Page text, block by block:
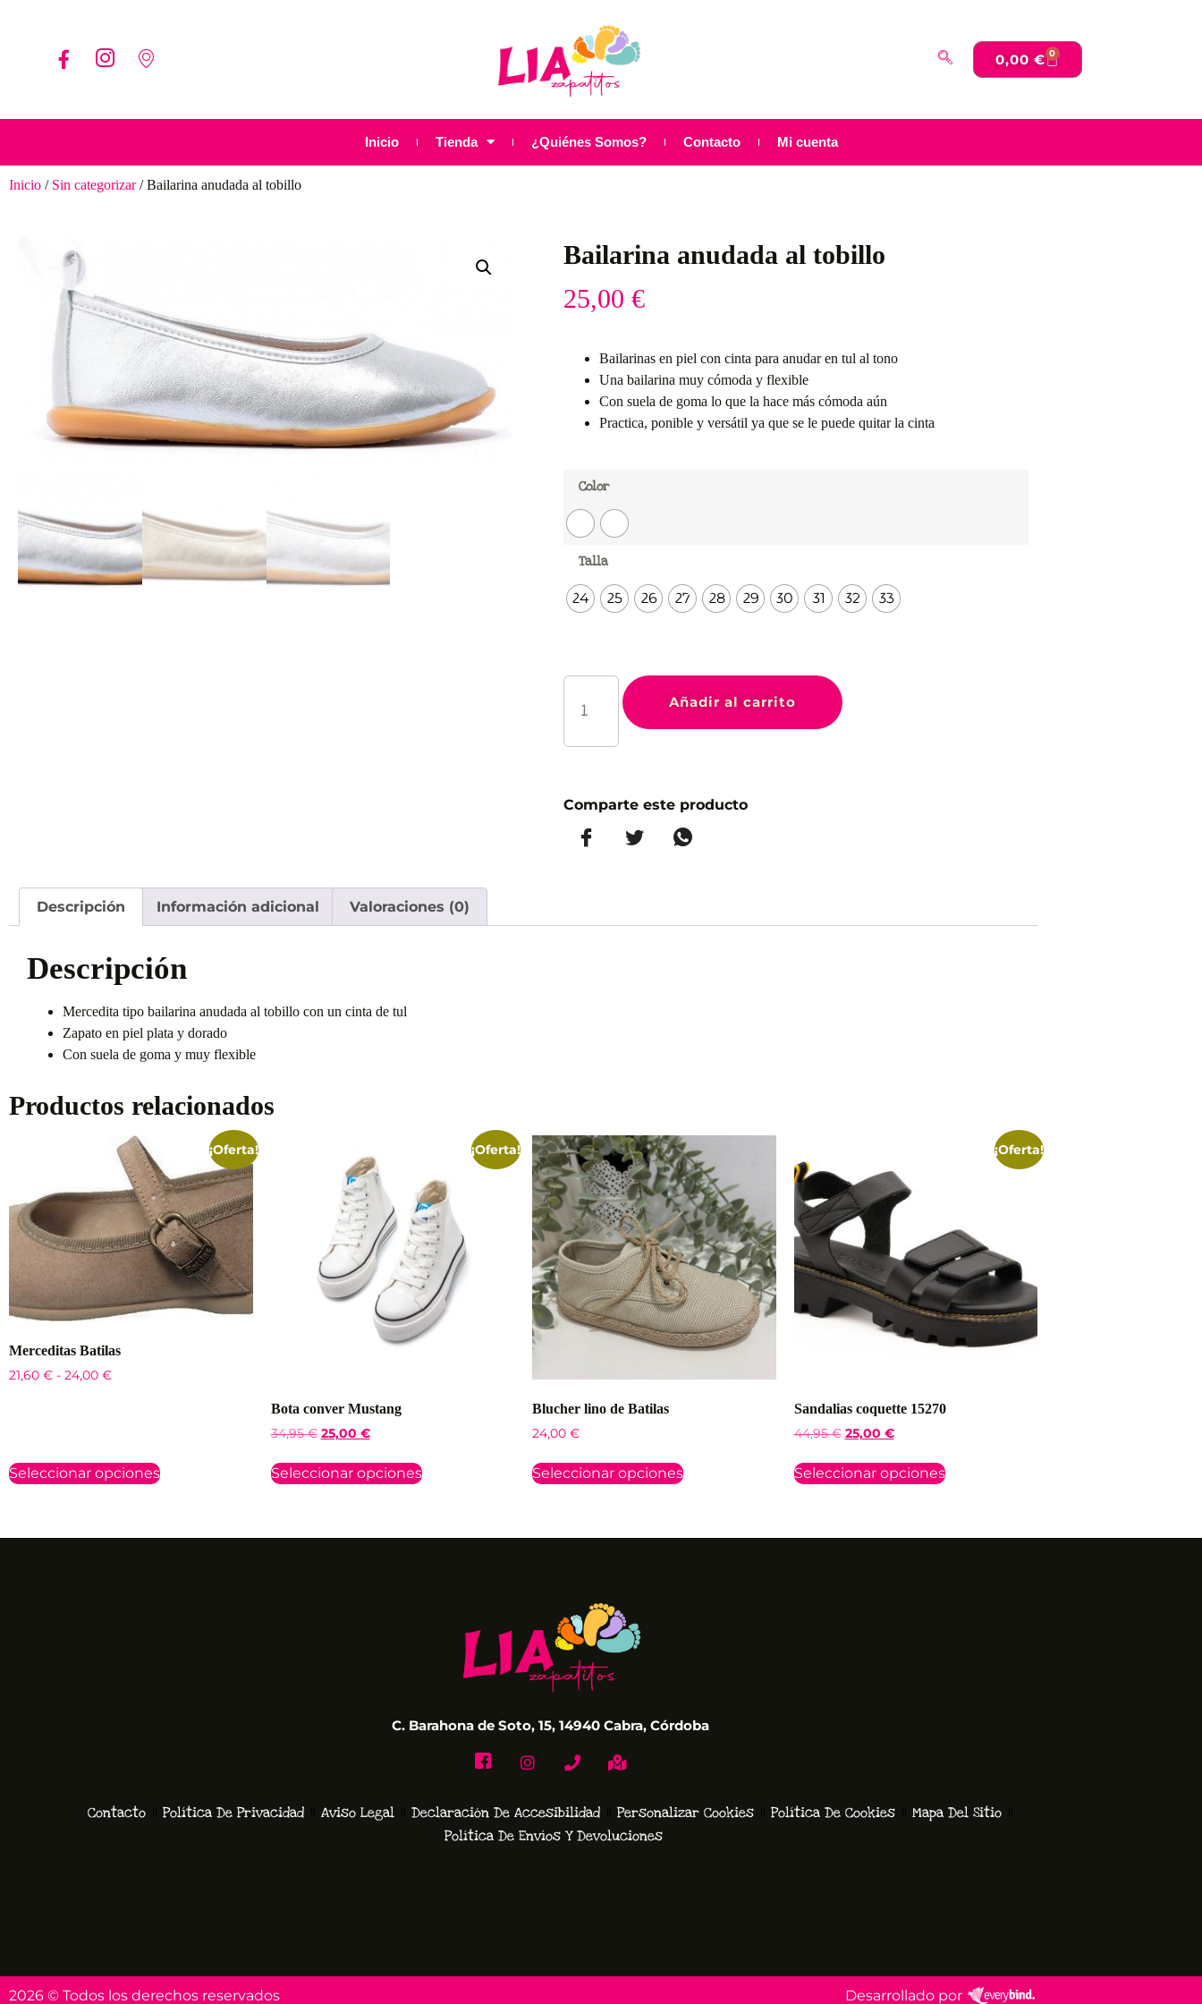
0,00 € 0
Inicio Tienda ¿Quiénes Somos? Contacto Mi cuenta
Inicio / Sin categorizar/ Bailarina anudada al tobillo
Bailarina anudada al tobillo
25,00 €
Bailarinas en piel con cinta para anudar en tul al tono
Una bailarina muy cómoda y flexible
Con suela de goma lo que la hace más cómoda aún
Practica, ponible y versátil ya que se le puede quitar la cinta
Color
Talla
24 25 26 27 28 29 30 31 32 33
Añadir al carrito
Comparte este producto
Descripción Información adicional Valoraciones (0)
Descripción
Mercedita tipo bailarina anudada al tobillo con un cinta de tul
Zapato en piel plata y dorado
Con suela de goma y muy flexible
Productos relacionados
¡Oferta!
Merceditas Batilas
21,60 € - 24,00 €
Seleccionar opciones
¡Oferta!
Bota conver Mustang
34,95€ 25,00 €
Seleccionar opciones
Blucher lino de Batilas
24,00 €
Seleccionar opciones
¡Oferta!
Sandalias coquette 15270
44,95€ 25,00 €
Seleccionar opciones
C. Barahona de Soto, 15, 14940 Cabra, Córdoba
Contacto Política De Privacidad Aviso Legal Declaración De Accesibilidad Personalizar Cookies Política De Cookies
Mapa Del Sitio
Política De Envíos Y Devoluciones
2026 © Todos los derechos reservados Desarrollado por